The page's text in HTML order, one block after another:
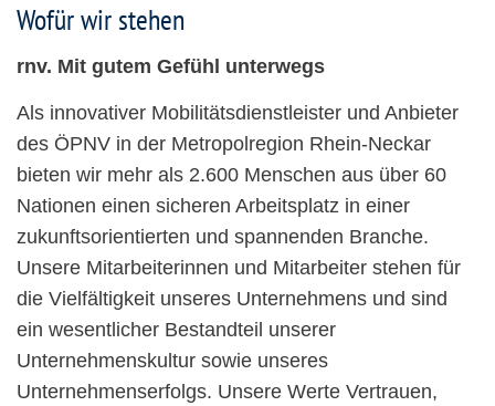
Wofür wir stehen
rnv. Mit gutem Gefühl unterwegs
Als innovativer Mobilitätsdienstleister und Anbieter
des ÖPNV in der Metropolregion Rhein-Neckar
bieten wir mehr als 2.600 Menschen aus über 60
Nationen einen sicheren Arbeitsplatz in einer
zukunftsorientierten und spannenden Branche.
Unsere Mitarbeiterinnen und Mitarbeiter stehen für
die Vielfältigkeit unseres Unternehmens und sind
ein wesentlicher Bestandteil unserer
Unternehmenskultur sowie unseres
Unternehmenserfolgs. Unsere Werte Vertrauen,